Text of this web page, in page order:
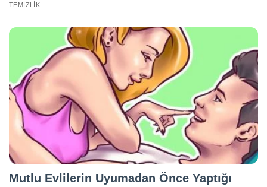
TEMIZLIK
Mutlu Evlilerin Uyumadan Önce Yaptığı